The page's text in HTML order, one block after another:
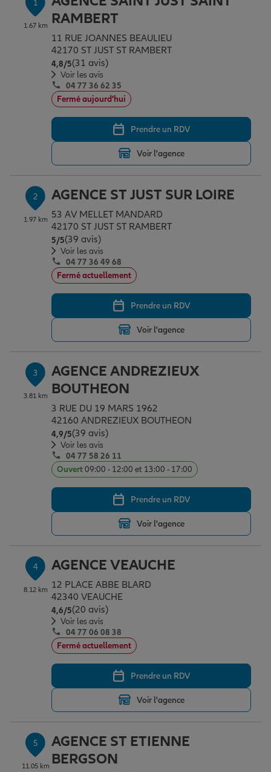
Assurance emprunteur
Prévoyance et dépendance
Assurance animal de compagnie
Protection de la famille
Protection juridique
Épargne & retraite
Plan épargne retraite
Assurance vie
Placements financiers
Transmission
Vos projets
Partir en vacances
Déménager
Départ à la retraite
Préparer l’avenir
Conseil assurance
Outre-mer
Assurance habitation
Le Pack Famille
Garantie des accidents de la vie
Assurance scolaire
Protection juridique
Retraite
Tous nos devis d'assurance
Allianz en France
1
1.67 km
RAMBERT
11 RUE JOANNES BEAULIEU
42170 ST JUST ST RAMBERT
4,8/5Note de 4.8 sur 5
(31 avis)
Voir les avis
04 77 36 62 35
Fermé aujourd'hui
Prendre un RDV
Voir l'agence
2
1.97 km
AGENCE ST JUST SUR LOIRE
53 AV MELLET MANDARD
42170 ST JUST ST RAMBERT
5/5Note de 5 sur 5
(39 avis)
Voir les avis
04 77 36 49 68
Fermé actuellement
Prendre un RDV
Voir l'agence
3
3.81 km
AGENCE ANDREZIEUX
BOUTHEON
3 RUE DU 19 MARS 1962
42160 ANDREZIEUX BOUTHEON
4,9/5Note de 4.9 sur 5
(39 avis)
Voir les avis
04 77 58 26 11
Ouvert09:00 - 12:00 et 13:00 - 17:00
Prendre un RDV
Voir l'agence
4
8.12 km
AGENCE VEAUCHE
12 PLACE ABBE BLARD
42340 VEAUCHE
4,6/5Note de 4.6 sur 5
(20 avis)
Voir les avis
04 77 06 08 38
Fermé actuellement
Prendre un RDV
Voir l'agence
5
11.05 km
AGENCE ST ETIENNE
BERGSON